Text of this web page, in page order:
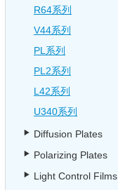
R64系列
V44系列
PL系列
PL2系列
L42系列
U340系列
Diffusion Plates
Polarizing Plates
Light Control Films